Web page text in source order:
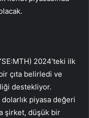
2024’teki ilk
çıta belirledi ve
destekliyor.
dolarlık piyasa değeri
şirket, düşük bir